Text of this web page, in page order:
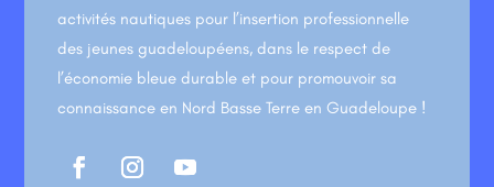
activités nautiques pour l’insertion professionnelle
des jeunes guadeloupéens, dans le respect de
l’économie bleue durable et pour promouvoir sa
connaissance en Nord Basse Terre en Guadeloupe !